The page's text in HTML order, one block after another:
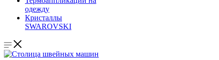
одежду
Кристаллы
SWAROVSKI